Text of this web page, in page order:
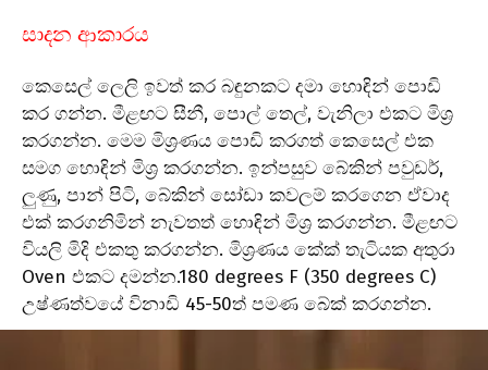
සාදන ආකාරය
කෙසෙල් ලෙලි ඉවත් කර බඳුනකට දමා හොඳින් පොඩි
කර ගන්න. මීළඟට සීනී, පොල් තෙල්, වැනිලා එකට මිශ්‍ර
කරගන්න. මෙම මිශ්‍රණය පොඩි කරගත් කෙසෙල් එක
සමග හොඳින් මිශ්‍ර කරගන්න. ඉන්පසුව බේකින් පවුඩර්,
ලුණු, පාන් පිටි, බේකින් සෝඩා කවලම් කරගෙන ඒවාද
එක් කරගනිමින් නැවතත් හොඳින් මිශ්‍ර කරගන්න. මීළඟට
වියලි මිදි එකතු කරගන්න. මිශ්‍රණය කේක් තැටියක අතුරා
Oven එකට දමන්න.180 degrees F (350 degrees C)
උෂ්ණත්වයේ විනාඩි 45-50ත් පමණ බේක් කරගන්න.